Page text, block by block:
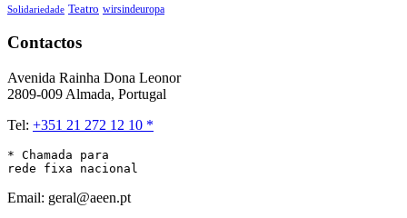
Solidariedade Teatro wirsindeuropa
Contactos
Avenida Rainha Dona Leonor
2809-009 Almada, Portugal
Tel: +351 21 272 12 10 *
* Chamada para
rede fixa nacional
Email: geral@aeen.pt